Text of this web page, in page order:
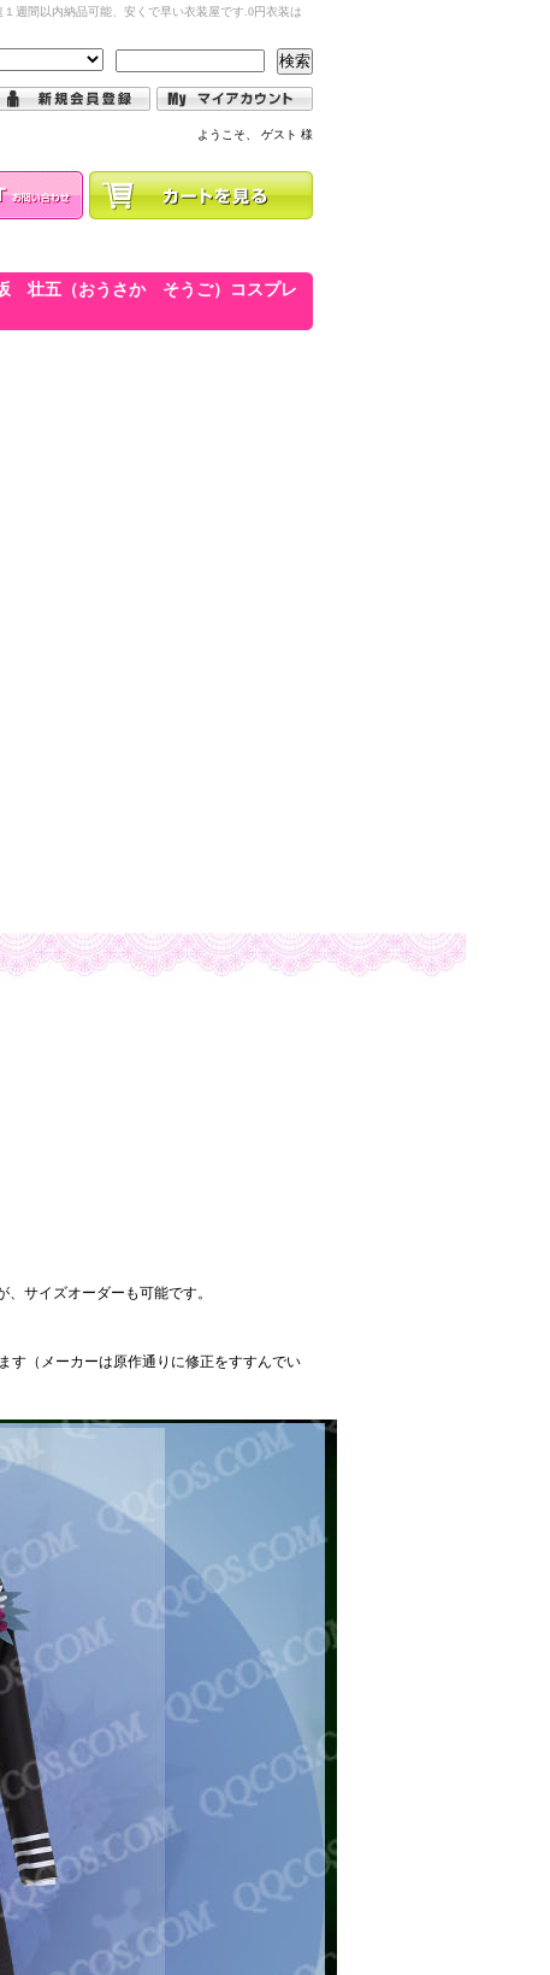
週間以内納品可能、安くで早い衣装屋です.0円衣装は
検索
ようこそ、 ゲスト 様
壮五（おうさか そうご）コスプレ
サイズオーダーも可能です。
す（メーカーは原作通りに修正をすすんでい